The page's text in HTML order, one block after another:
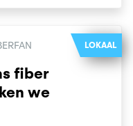
LOKAAL
fiber
we